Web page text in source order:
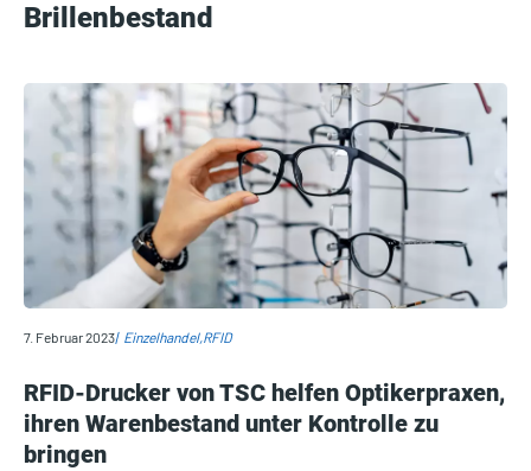
Brillenbestand
7. Februar 2023 Einzelhandel RFID
RFID-Drucker von TSC helfen Optikerpraxen,
ihren Warenbestand unter Kontrolle zu
bringen